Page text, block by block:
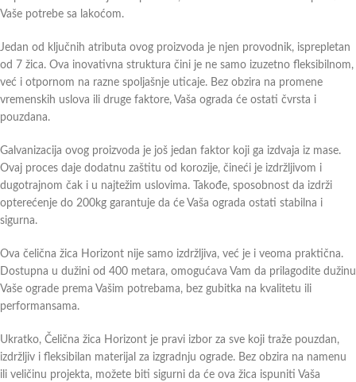
Vaše potrebe sa lakoćom.
Jedan od ključnih atributa ovog proizvoda je njen provodnik, isprepletan
od 7 žica. Ova inovativna struktura čini je ne samo izuzetno fleksibilnom,
već i otpornom na razne spoljašnje uticaje. Bez obzira na promene
vremenskih uslova ili druge faktore, Vaša ograda će ostati čvrsta i
pouzdana.
Galvanizacija ovog proizvoda je još jedan faktor koji ga izdvaja iz mase.
Ovaj proces daje dodatnu zaštitu od korozije, čineći je izdržljivom i
dugotrajnom čak i u najtežim uslovima. Takođe, sposobnost da izdrži
opterećenje do 200kg garantuje da će Vaša ograda ostati stabilna i
sigurna.
Ova čelična žica Horizont nije samo izdržljiva, već je i veoma praktična.
Dostupna u dužini od 400 metara, omogućava Vam da prilagodite dužinu
Vaše ograde prema Vašim potrebama, bez gubitka na kvalitetu ili
performansama.
Ukratko, Čelična žica Horizont je pravi izbor za sve koji traže pouzdan,
izdržljiv i fleksibilan materijal za izgradnju ograde. Bez obzira na namenu
ili veličinu projekta, možete biti sigurni da će ova žica ispuniti Vaša